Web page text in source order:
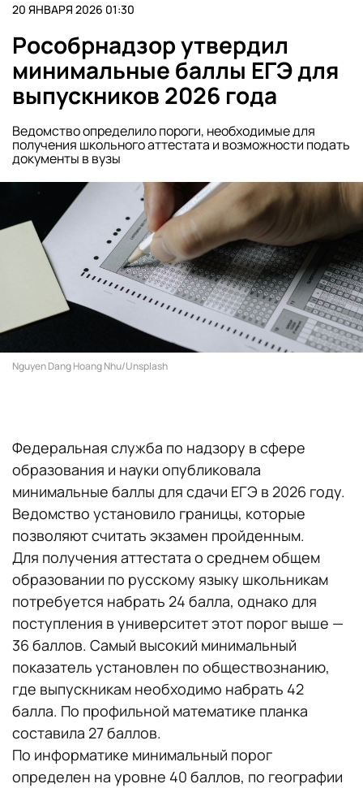
20 ЯНВАРЯ 2026 01:30
Рособрнадзор утвердил
минимальные баллы ЕГЭ для
выпускников 2026 года
Ведомство определило пороги, необходимые для
получения школьного аттестата и возможности подать
документы в вузы
Nguyen Dang Hoang Nhu/Unsplash
Федеральная служба по надзору в сфере
образования и науки опубликовала
минимальные баллы для сдачи ЕГЭ в 2026 году.
Ведомство установило границы, которые
позволяют считать экзамен пройденным.
Для получения аттестата о среднем общем
образовании по русскому языку школьникам
потребуется набрать 24 балла, однако для
поступления в университет этот порог выше —
36 баллов. Самый высокий минимальный
показатель установлен по обществознанию,
где выпускникам необходимо набрать 42
балла. По профильной математике планка
составила 27 баллов.
По информатике минимальный порог
определен на уровне 40 баллов, по географии